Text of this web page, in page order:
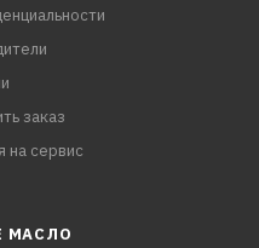
заказ
на сервис
МАСЛО